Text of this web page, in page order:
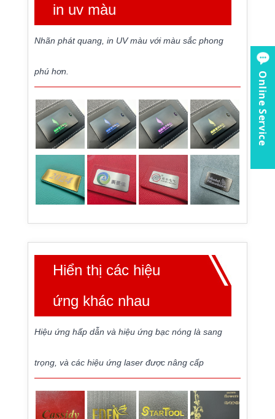
in uv màu
Nhãn phát quang, in UV màu với màu sắc phong
phú hơn.
Hiển thị các hiệu
ứng khác nhau
Hiệu ứng hấp dẫn và hiệu ứng bạc nóng là sang
trọng, và các hiệu ứng laser được nâng cấp
Online Service